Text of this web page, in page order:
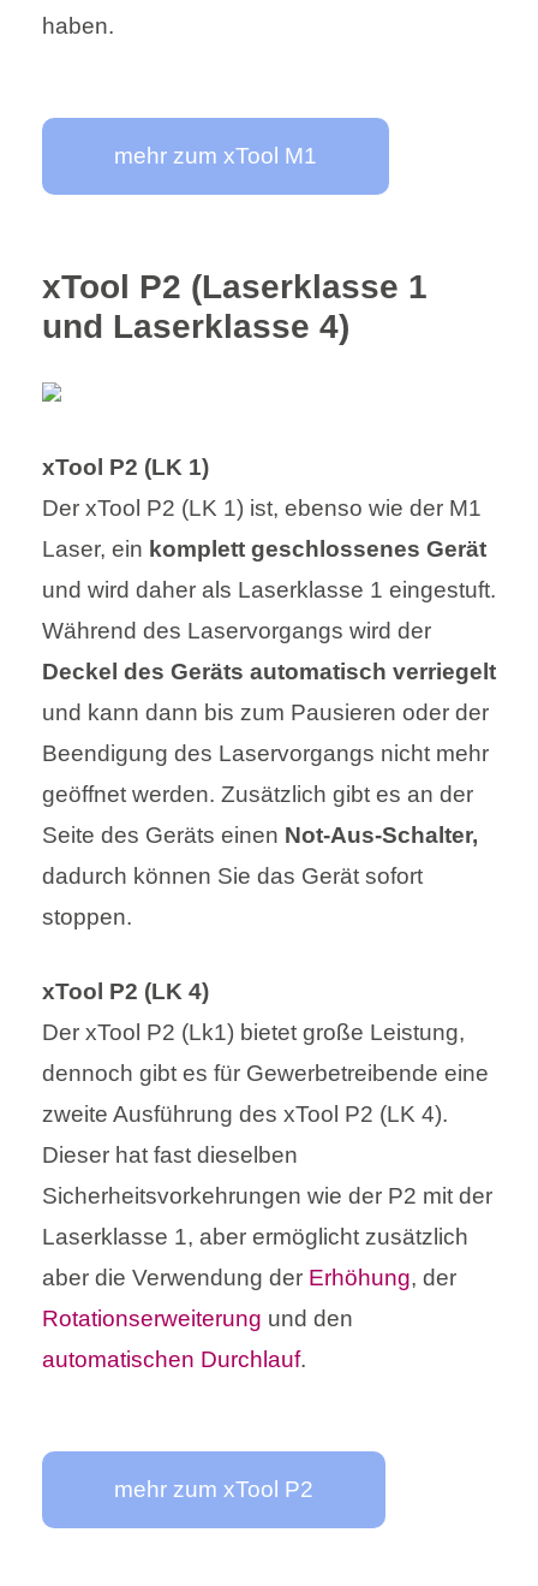
haben.
mehr zum xTool M1
xTool P2 (Laserklasse 1
und Laserklasse 4)
xTool P2 (LK 1)
Der xTool P2 (LK 1) ist, ebenso wie der M1
Laser, ein komplett geschlossenes Gerät
und wird daher als Laserklasse 1 eingestuft.
Während des Laservorgangs wird der
Deckel des Geräts automatisch verriegelt
und kann dann bis zum Pausieren oder der
Beendigung des Laservorgangs nicht mehr
geöffnet werden. Zusätzlich gibt es an der
Seite des Geräts einen Not-Aus-Schalter,
dadurch können Sie das Gerät sofort
stoppen.
xTool P2 (LK 4)
Der xTool P2 (Lk1) bietet große Leistung,
dennoch gibt es für Gewerbetreibende eine
zweite Ausführung des xTool P2 (LK 4).
Dieser hat fast dieselben
Sicherheitsvorkehrungen wie der P2 mit der
Laserklasse 1, aber ermöglicht zusätzlich
aber die Verwendung der Erhöhung, der
Rotationserweiterung und den
automatischen Durchlauf.
mehr zum xTool P2